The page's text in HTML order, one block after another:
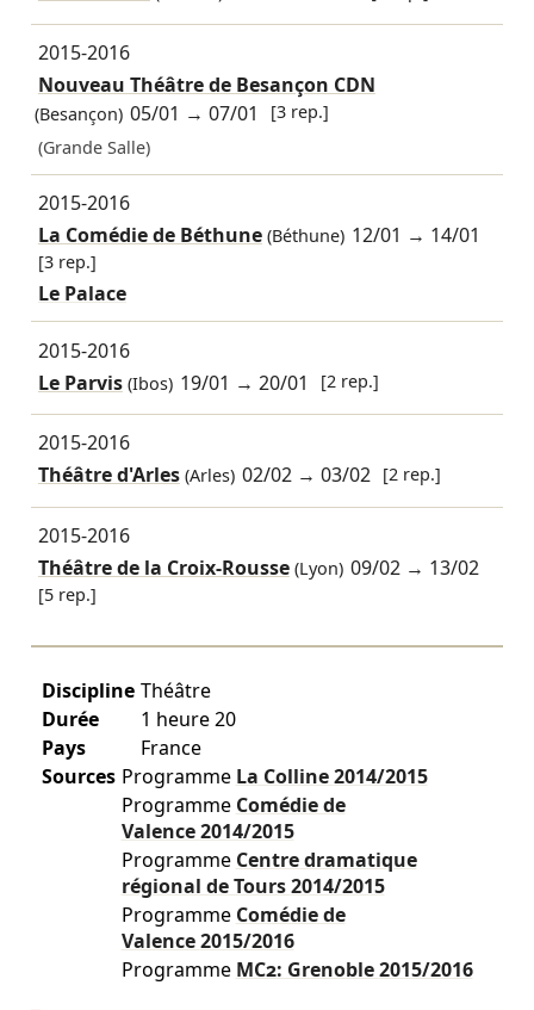
2015-2016
Nouveau Théâtre de Besançon CDN
(Besançon) 05/01 →07/01
[3 rep.]
(Grande Salle)
2015-2016
La Comédie de Béthune(Béthune) 12/01 → 14/01
[3 rep.]
Le Palace
2015-2016
Le Parvis(Ibos) 19/01 →20/01 [2 rep.]
2015-2016
Théâtre d'Arles(Arles) 02/02 →03/02 [2 rep.]
2015-2016
Théâtre de la Croix-Rousse(Lyon) 09/02 → 13/02
[5 rep.]
Discipline Théâtre
Durée
1 heure 20
Pays
France
Sources Programme La Colline2014/2015
Programme Comédie de
Valence2014/2015
Programme Centre dramatique
régional de Tours2014/2015
Programme Comédie de
Valence2015/2016
Programme MC2: Grenoble2015/2016